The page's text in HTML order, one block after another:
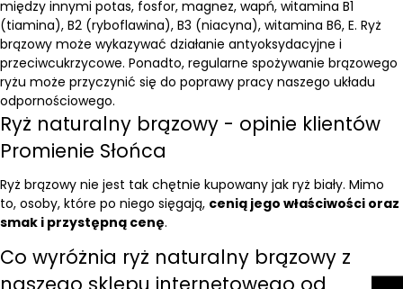
między innymi potas, fosfor, magnez, wapń, witamina B1
(tiamina), B2 (ryboflawina), B3 (niacyna), witamina B6, E. Ryż
brązowy może wykazywać działanie antyoksydacyjne i
przeciwcukrzycowe. Ponadto, regularne spożywanie brązowego
ryżu może przyczynić się do poprawy pracy naszego układu
odpornościowego.
Ryż naturalny brązowy - opinie klientów
Promienie Słońca
Ryż brązowy nie jest tak chętnie kupowany jak ryż biały. Mimo
to, osoby, które po niego sięgają, cenią jego właściwości oraz
smak i przystępną cenę.
Co wyróżnia ryż naturalny brązowy z